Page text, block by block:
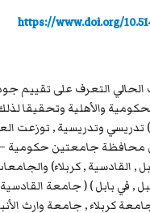
https://www.doi.org/
التعرف على تقييم
والأهلية وتحقيقا
مؤلفة من (600) تدريسي وتدريسية ,
محافظة جامعتين حكومية
, القادسية , كربلاء)
, في بابل ) ( جامعة القادسية
كربلاء , جامعة وارث